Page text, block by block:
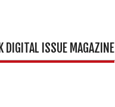
DIGITAL ISSUE MAGAZINE